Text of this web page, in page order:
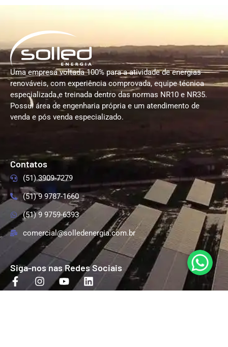
Uma empresa voltada 100% para a atividade de energias
renováveis, com experiência comprovada, equipe técnica
especializada e treinada dentro das normas NR10 e NR35.
Possui área de engenharia própria e um atendimento de
venda e pós venda especializado.
Contatos
(51) 3909-7279
(51) 9 9787-1660
(51) 9 9759-6393
comercial@solledenergia.com.br
Siga-nos nas Redes Sociais